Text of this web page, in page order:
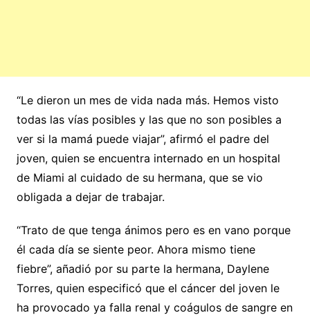
“Le dieron un mes de vida nada más. Hemos visto
todas las vías posibles y las que no son posibles a
ver si la mamá puede viajar”, afirmó el padre del
joven, quien se encuentra internado en un hospital
de Miami al cuidado de su hermana, que se vio
obligada a dejar de trabajar.
“Trato de que tenga ánimos pero es en vano porque
él cada día se siente peor. Ahora mismo tiene
fiebre”, añadió por su parte la hermana, Daylene
Torres, quien especificó que el cáncer del joven le
ha provocado ya falla renal y coágulos de sangre en